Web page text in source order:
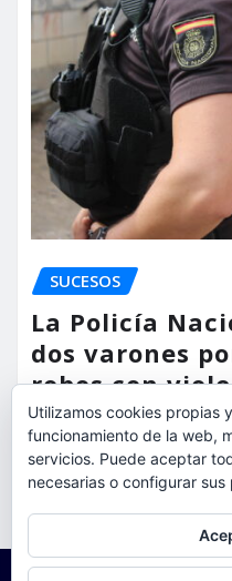
SUCESOS
La Policía
dos varones
robos con
misma
torrent al dia
Utilizamos cookies propias
funcionamiento de la web,
servicios. Puede aceptar
necesarias o configurar sus